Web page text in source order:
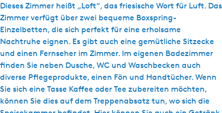
Dieses Zimmer heißt „Loft“, das friesische Wort für Luft. Das
Zimmer verfügt über zwei bequeme Boxspring-
Einzelbetten, die sich perfekt für eine erholsame
Nachtruhe eignen. Es gibt auch eine gemütliche Sitzecke
und einen Fernseher im Zimmer. Im eigenen Badezimmer
finden Sie neben Dusche, WC und Waschbecken auch
diverse Pflegeprodukte, einen Fön und Handtücher. Wenn
Sie sich eine Tasse Kaffee oder Tee zubereiten möchten,
können Sie dies auf dem Treppenabsatz tun, wo sich die
B
&
B
D
e
S
c
h
a